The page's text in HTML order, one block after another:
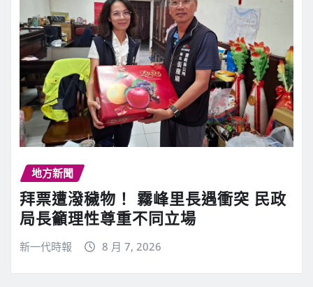
地方新聞
拜票遭潑穢物！ 霧峰里長遇衝突 民政
局長籲理性尊重不同立場
新一代時報 8 月 7, 2026